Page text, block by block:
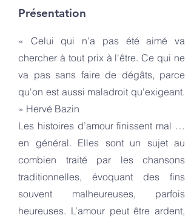
Présentation
« Celui qui n'a pas été aimé va
chercher à tout prix à l'être. Ce qui ne
va pas sans faire de dégâts, parce
qu'on est aussi maladroit qu'exigeant.
» Hervé Bazin
Les histoires d’amour finissent mal …
en général. Elles sont un sujet au
combien traité par les chansons
traditionnelles, évoquant des fins
souvent malheureuses, parfois
heureuses. L’amour peut être ardent,